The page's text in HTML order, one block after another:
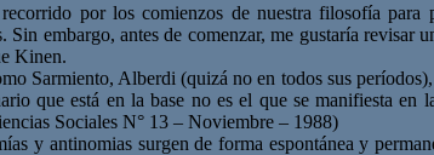
por los comienzos de nuestra filosofía
embargo, antes de comenzar, me gustaría
Kinen.
Sarmiento, Alberdi (quizá no en todos sus
que está en la base no es el que se manifiesta
Sociales N° 13 – Noviembre – 1988)
y antinomias surgen de forma espontánea y